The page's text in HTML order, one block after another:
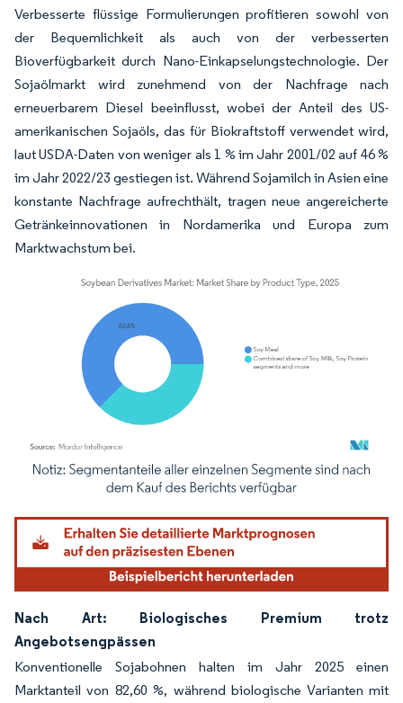
Verbesserte flüssige Formulierungen profitieren sowohl von
der Bequemlichkeit als auch von der verbesserten
Bioverfügbarkeit durch Nano-Einkapselungstechnologie. Der
Sojaölmarkt wird zunehmend von der Nachfrage nach
erneuerbarem Diesel beeinflusst, wobei der Anteil des US-
amerikanischen Sojaöls, das für Biokraftstoff verwendet wird,
laut USDA-Daten von weniger als 1 % im Jahr 2001/02 auf 46 %
im Jahr 2022/23 gestiegen ist. Während Sojamilch in Asien eine
konstante Nachfrage aufrechthält, tragen neue angereicherte
Getränkeinnovationen in Nordamerika und Europa zum
Marktwachstum bei.
Bild © Mordor Intelligence. Wiederverwendung erfordert Namensnennung
Nach Art: Biologisches Premium trotz
Angebotsengpässen
Konventionelle Sojabohnen halten im Jahr 2025 einen
Marktanteil von 82,60 %, während biologische Varianten mit